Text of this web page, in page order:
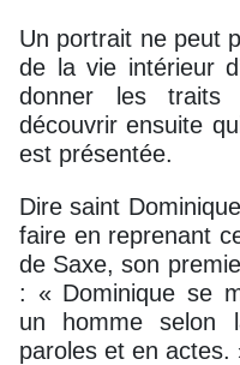
Un portrait ne peut
de la vie intérieur
donner les traits
découvrir ensuite
est présentée.
Dire saint
faire en reprenant
de Saxe, son
: « Dominique se
un homme selon
paroles et en actes.